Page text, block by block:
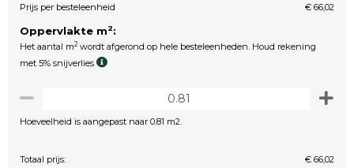
Prijs per besteleenheid € 66,02
Oppervlakte m2:
Het aantal m2 wordt afgerond op hele besteleenheden. Houd rekening
met 5% snijverlies
Hoeveelheid is aangepast naar 0.81 m2.
Totaal prijs:
€ 66,02